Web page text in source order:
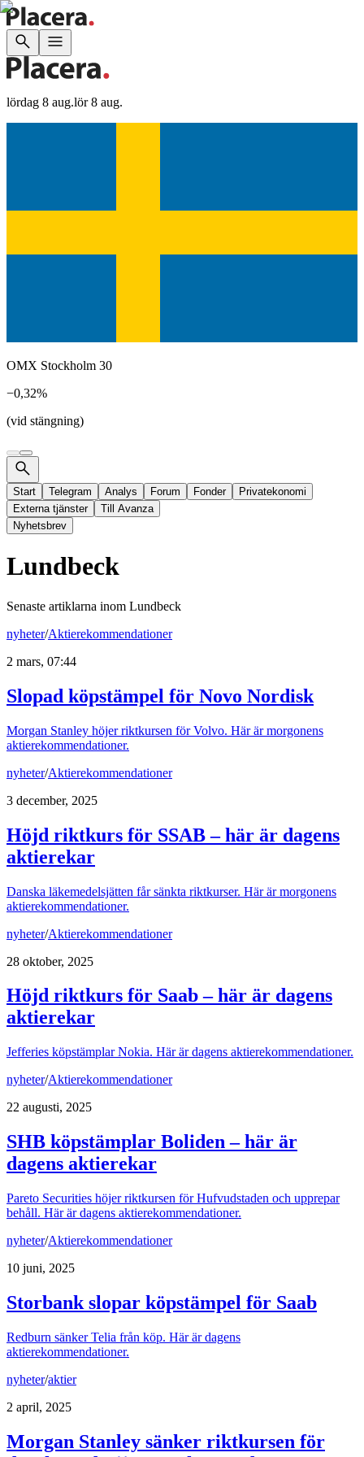
lördag 8 aug.lör 8 aug.
OMX Stockholm 30
−0,32%
(vid stängning)
Start Telegram Analys Forum Fonder
Privatekonomi
Externa tjänster
Till Avanza
Nyhetsbrev
Lundbeck
Senaste artiklarna inom Lundbeck
nyheter/Aktierekommendationer
2 mars, 07:44
Slopad köpstämpel för Novo Nordisk
Morgan Stanley höjer riktkursen för Volvo. Här är morgonens
aktierekommendationer.
nyheter/Aktierekommendationer
3 december, 2025
Höjd riktkurs för SSAB – här är dagens
aktierekar
Danska läkemedelsjätten får sänkta riktkurser. Här är morgonens
aktierekommendationer.
nyheter/Aktierekommendationer
28 oktober, 2025
Höjd riktkurs för Saab – här är dagens
aktierekar
Jefferies köpstämplar Nokia. Här är dagens aktierekommendationer.
nyheter/Aktierekommendationer
22 augusti, 2025
SHB köpstämplar Boliden – här är
dagens aktierekar
Pareto Securities höjer riktkursen för Hufvudstaden och upprepar
behåll. Här är dagens aktierekommendationer.
nyheter/Aktierekommendationer
10 juni, 2025
Storbank slopar köpstämpel för Saab
Redburn sänker Telia från köp. Här är dagens
aktierekommendationer.
nyheter/aktier
2 april, 2025
Morgan Stanley sänker riktkursen för